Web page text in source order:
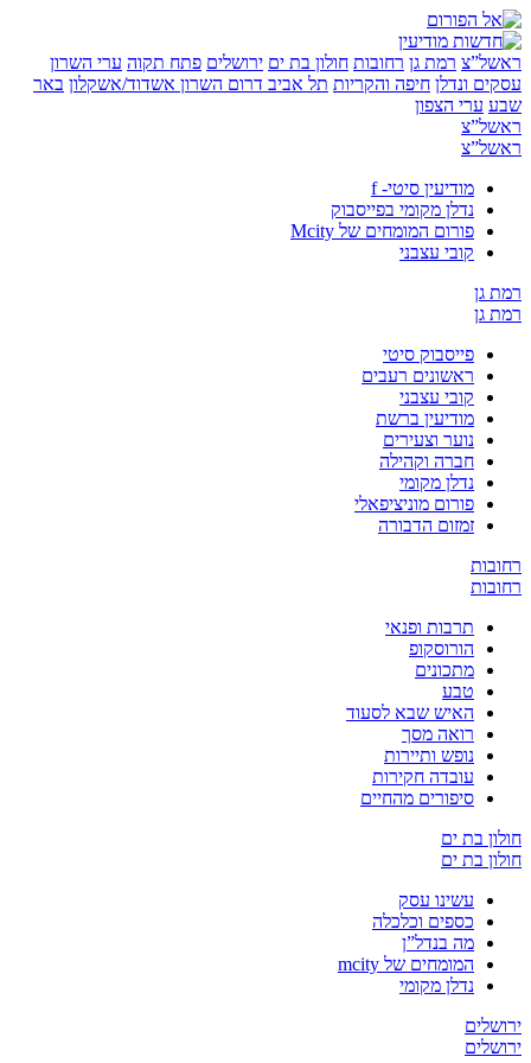
רמת גן רחובות חולון בת ים ירושלים פתח תקוה ערי השרון
ונדלן חיפה והקריות תל אביבדרום השרון אשדוד/אשקלון באר
ערי הצפון
מודיעין סיטי- f
נדלן מקומי בפייסבוק
פורום המומחים של Mcity
קובי עצבני
פייסבוק סיטי
ראשונים רעבים
קובי עצבני
מודיעין ברשת
נוער וצעירים
חברה וקהילה
נדלן מקומי
פורום מוניציפאלי
זמזום הדבורה
תרבות ופנאי
הורוסקופ
מתכונים
טבע
האיש שבא לסעוד
רואה מסך
נופש ותיירות
עובדה חקירות
סיפורים מהחיים
בת ים
בת ים
עשינו עסק
כספים וכלכלה
מה בנדל”ן
המומחים של mcity
נדלן מקומי